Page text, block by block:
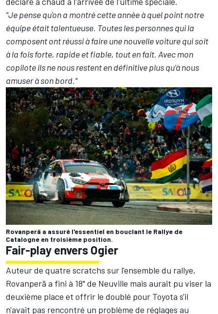
"Je pense qu'on a montré cette année à quel point notre
équipe était talentueuse. Toutes les personnes qui la
composent ont réussi à faire une nouvelle voiture qui soit
à la fois forte, rapide et fiable, tout en fait. Avec mon
copilote ils ne nous restent en définitive plus qu'à nous
amuser à son bord."
Rovanperä a assuré l'essentiel en bouclant le Rallye de
Catalogne en troisième position.
Fair-play envers Ogier
Auteur de quatre scratchs sur l'ensemble du rallye,
Rovanperä a fini à 18" de Neuville mais aurait pu viser la
deuxième place et offrir le doublé pour Toyota s'il
n'avait pas rencontré un problème de réglages au